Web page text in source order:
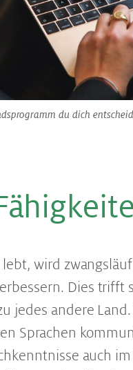
du dich
wird
Dies trifft
jedes andere
Sprachen
auch